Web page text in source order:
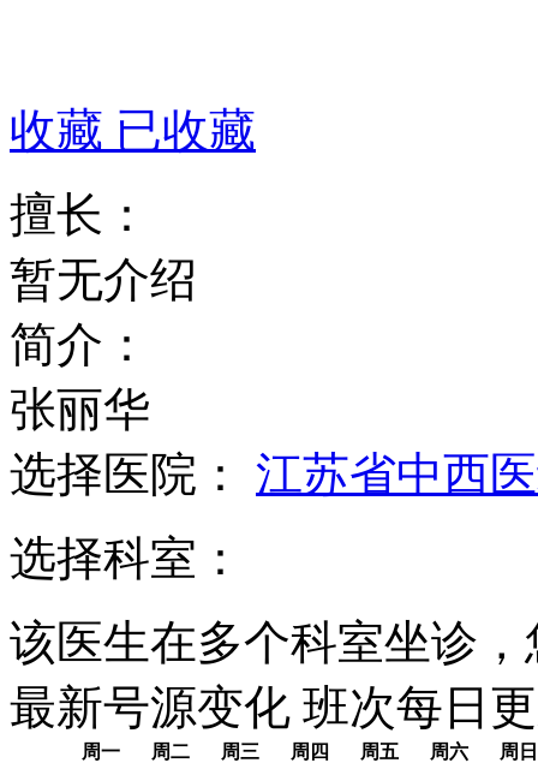
收藏 已收藏
擅长：
暂无介绍
简介：
张丽华
选择医院： 江苏省中西
选择科室：
该医生在多个科室坐诊
最新号源变化 班次每日
周一 周二 周三 周四 周五 周六 周日